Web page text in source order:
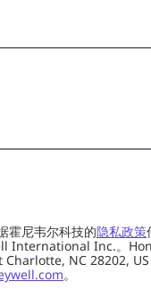
霍尼韦尔科技的隐私政策
International Inc.。
NC 28202, US
。